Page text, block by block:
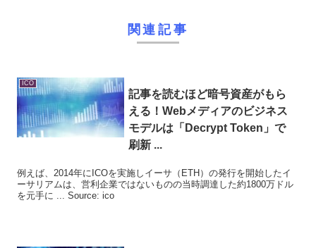
関連記事
ICO
記事を読むほど暗号資産がもら
える！Webメディアのビジネス
モデルは「Decrypt Token」で
刷新 ...
例えば、2014年にICOを実施しイーサ（ETH）の発行を開始したイ
ーサリアムは、営利企業ではないものの当時調達した約1800万ドル
を元手に ... Source: ico